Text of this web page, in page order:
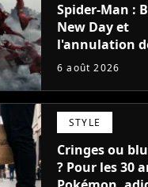
Spider-Man :
New Day et
l'annulation
montrent que
faire quoi que
de simple
6 août 2026
STYLE
Cringes ou
? Pour les 30